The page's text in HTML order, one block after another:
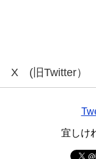
X (旧Twitter）
宜しけ